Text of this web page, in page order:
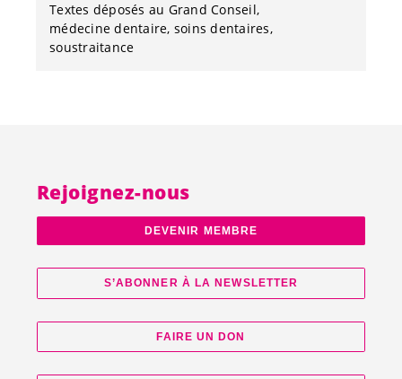
Textes déposés au Grand Conseil
médecine dentaire soins dentaires
soustraitance
Rejoignez-nous
DEVENIR MEMBRE
S’ABONNER À LA NEWSLETTER
FAIRE UN DON